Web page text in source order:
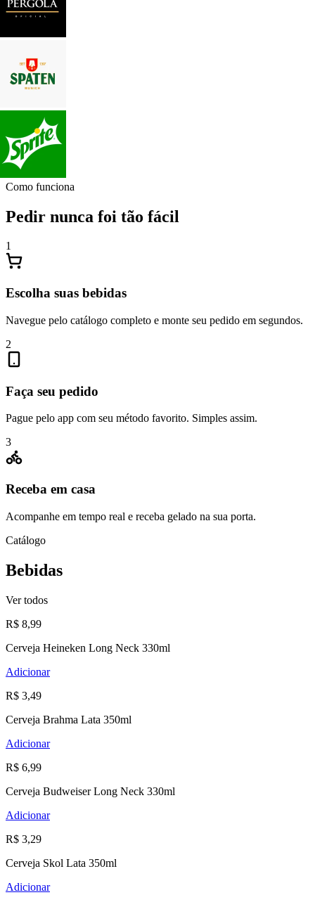
Como funciona
Pedir nunca foi tão fácil
1
Escolha suas bebidas
Navegue pelo catálogo completo e monte seu pedido em segundos.
2
Faça seu pedido
Pague pelo app com seu método favorito. Simples assim.
3
Receba em casa
Acompanhe em tempo real e receba gelado na sua porta.
Catálogo
Bebidas
Ver todos
R$ 8,99
Cerveja Heineken Long Neck 330ml
Adicionar
R$ 3,49
Cerveja Brahma Lata 350ml
Adicionar
R$ 6,99
Cerveja Budweiser Long Neck 330ml
Adicionar
R$ 3,29
Cerveja Skol Lata 350ml
Adicionar